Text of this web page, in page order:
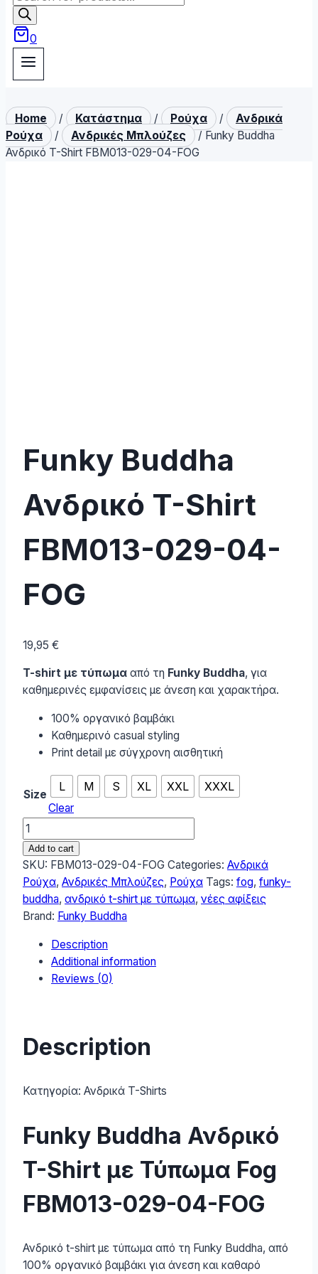
search
0
Home / Κατάστημα / Ρούχα /
Ανδρικά
Ρούχα
/ Ανδρικές Μπλούζες / Funky Buddha
Ανδρικό T-Shirt FBM013-029-04-FOG
Funky Buddha
Ανδρικό T-Shirt
FBM013-029-04-
FOG
19,95 €
T-shirt με τύπωμα από τη Funky Buddha, για
καθημερινές εμφανίσεις με άνεση και χαρακτήρα.
100% οργανικό βαμβάκι
Καθημερινό casual styling
Print detail με σύγχρονη αισθητική
Size
L M S XL XXL XXXL
Clear
Funky
Buddha
Ανδρικό
T-
Shirt
FBM013-
04-
FOG
quantity
Add to cart
SKU: FBM013-029-04-FOG Categories: Ανδρικά
Ρούχα, Ανδρικές Μπλούζες, Ρούχα Tags: fog, funky-
buddha, ανδρικό t-shirt με τύπωμα, νέες αφίξεις
Brand: Funky Buddha
Description
Additional information
Reviews (0)
Description
Κατηγορία: Ανδρικά T-Shirts
Funky Buddha Ανδρικό
T-Shirt με Τύπωμα Fog
FBM013-029-04-FOG
Ανδρικό t-shirt με τύπωμα από τη Funky Buddha, από
100% οργανικό βαμβάκι για άνεση και καθαρό